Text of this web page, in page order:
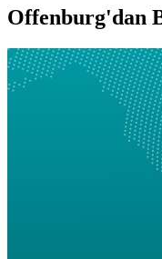
Offenburg'dan